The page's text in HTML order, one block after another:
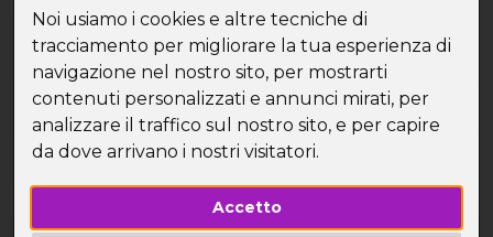
Noi usiamo i cookies e altre tecniche di
tracciamento per migliorare la tua esperienza di
navigazione nel nostro sito, per mostrarti
contenuti personalizzati e annunci mirati, per
analizzare il traffico sul nostro sito, e per capire
da dove arrivano i nostri visitatori.
Accetto
Toscana
Sommelier Weekend